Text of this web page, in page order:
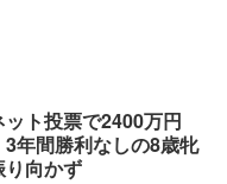
ット投票で2400万円
年間勝利なしの8歳牝
向かず